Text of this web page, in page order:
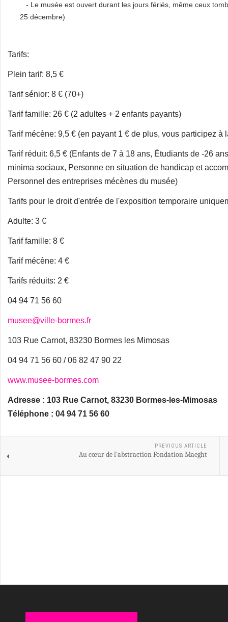
- Le musée est ouvert durant les jours fériés, même ceux
25 décembre)
Tarifs:
Plein tarif: 8,5 €
Tarif sénior: 8 € (70+)
Tarif famille: 26 € (2 adultes + 2 enfants payants)
Tarif mécène: 9,5 € (en payant 1 € de plus, vous participez
Tarif réduit: 6,5 € (Enfants de 7 à 18 ans, Étudiants de -26
minima sociaux, Personne en situation de handicap et
Personnel des entreprises mécènes du musée)
Tarifs pour le droit d'entrée de l'exposition temporaire
Adulte: 3 €
Tarif famille: 8 €
Tarif mécène: 4 €
Tarifs réduits: 2 €
04 94 71 56 60
musee@ville-bormes.fr
103 Rue Carnot, 83230 Bormes les Mimosas
04 94 71 56 60 / 06 82 47 90 22
www.musee-bormes.com
Adresse : 103 Rue Carnot, 83230 Bormes-les-Mimosas
Téléphone : 04 94 71 56 60
PREVIOUS ARTICLE
Au cœur de l'abstraction Fondation Maeght